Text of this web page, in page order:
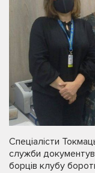
Спеціалісти
служби
борців клубу